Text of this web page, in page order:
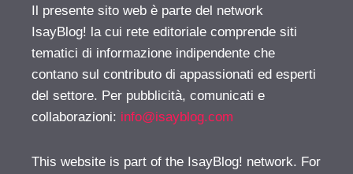
Il presente sito web è parte del network
IsayBlog! la cui rete editoriale comprende siti
tematici di informazione indipendente che
contano sul contributo di appassionati ed esperti
del settore. Per pubblicità, comunicati e
collaborazioni: info@isayblog.com
This website is part of the IsayBlog! network. For